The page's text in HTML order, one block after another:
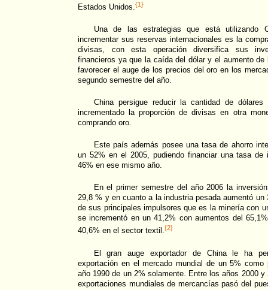
Estados Unidos.{1}
Una de las estrategias que está utilizando
incrementar sus reservas internacionales es la
divisas, con esta operación diversifica sus
financieros ya que la caída del dólar y el aumento
favorecer el auge de los precios del oro en los
segundo semestre del año.
China persigue reducir la cantidad de
incrementado la proporción de divisas en otra
comprando oro.
Este país además posee una tasa de ahorro
un 52% en el 2005, pudiendo financiar una tasa de
46% en ese mismo año.
En el primer semestre del año 2006 la
29,8 % y en cuanto a la industria pesada aumentó un
de sus principales impulsores que es la minería con
se incrementó en un 41,2% con aumentos del
40,6% en el sector textil.{2}
El gran auge exportador de China le ha
exportación en el mercado mundial de un 5% como
año 1990 de un 2% solamente. Entre los años 2000
exportaciones mundiales de mercancías pasó del